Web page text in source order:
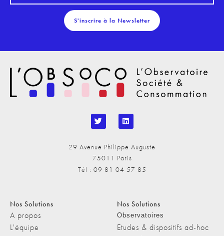
S'inscrire à la Newsletter
29 Avenue Philippe Auguste
75011 Paris
Tél : 09 81 04 57 85
Nos Solutions
A propos
L'équipe
Nos Solutions
Observatoires
Etudes & dispositifs ad-hoc